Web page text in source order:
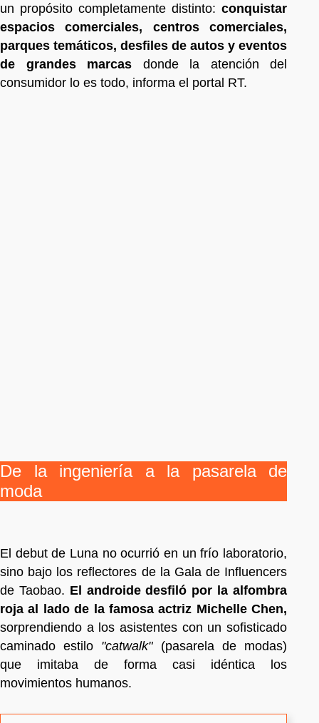
un propósito completamente distinto: conquistar
espacios comerciales, centros comerciales,
parques temáticos, desfiles de autos y eventos
de grandes marcas donde la atención del
consumidor lo es todo, informa el portal RT.
De la ingeniería a la pasarela de
moda
El debut de Luna no ocurrió en un frío laboratorio,
sino bajo los reflectores de la Gala de Influencers
de Taobao. El androide desfiló por la alfombra
roja al lado de la famosa actriz Michelle Chen,
sorprendiendo a los asistentes con un sofisticado
caminado estilo "catwalk"(pasarela de modas)
que imitaba de forma casi idéntica los
movimientos humanos.